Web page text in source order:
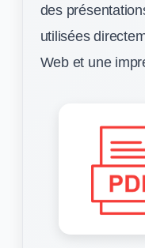
des
utilisées
Web et une